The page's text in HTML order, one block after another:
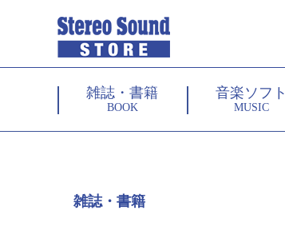
雑誌・書籍
BOOK
音楽ソフト
MUSIC
雑誌・書籍